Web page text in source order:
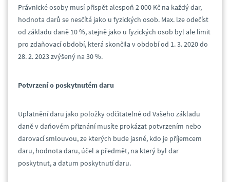
Právnické osoby musí přispět alespoň 2 000 Kč na každý dar,
hodnota darů se nesčítá jako u fyzických osob. Max. lze odečíst
od základu daně 10 %, stejně jako u fyzických osob byl ale limit
pro zdaňovací období, která skončila v období od 1. 3. 2020 do
28. 2. 2023 zvýšený na 30 %.
Potvrzení o poskytnutém daru
Uplatnění daru jako položky odčitatelné od Vašeho základu
daně v daňovém přiznání musíte prokázat potvrzením nebo
darovací smlouvou, ze kterých bude jasné, kdo je příjemcem
daru, hodnota daru, účel a předmět, na který byl dar
poskytnut, a datum poskytnutí daru.